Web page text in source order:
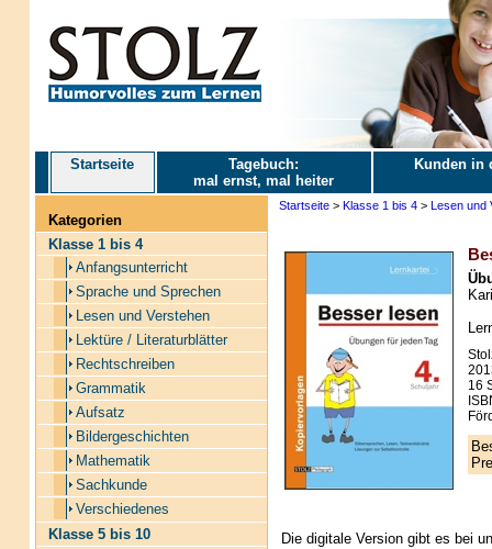
Startseite
Tagebuch:
mal ernst, mal heiter
Kunden in
Kategorien
Klasse 1 bis 4
Anfangsunterricht
Sprache und Sprechen
Lesen und Verstehen
Lektüre / Literaturblätter
Rechtschreiben
Grammatik
Aufsatz
Bildergeschichten
Mathematik
Sachkunde
Verschiedenes
Klasse 5 bis 10
Startseite> Klasse 1 bis 4> Lesen und
16
Die digitale Version gibt es bei